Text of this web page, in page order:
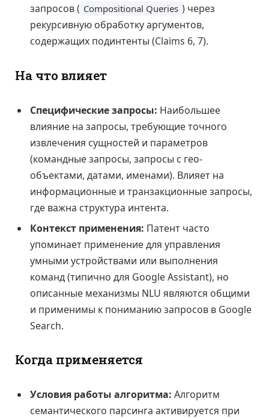
запросов ( Compositional Queries ) через
рекурсивную обработку аргументов,
содержащих подинтенты (Claims 6, 7).
На что влияет
Специфические запросы: Наибольшее
влияние на запросы, требующие точного
извлечения сущностей и параметров
(командные запросы, запросы с гео-
объектами, датами, именами). Влияет на
информационные и транзакционные запросы,
где важна структура интента.
Контекст применения: Патент часто
упоминает применение для управления
умными устройствами или выполнения
команд (типично для Google Assistant), но
описанные механизмы NLU являются общими
и применимы к пониманию запросов в Google
Search.
Когда применяется
Условия работы алгоритма: Алгоритм
семантического парсинга активируется при